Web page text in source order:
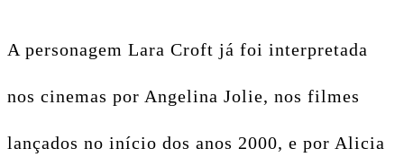
A personagem Lara Croft já foi interpretada
nos cinemas por Angelina Jolie, nos filmes
lançados no início dos anos 2000, e por Alicia